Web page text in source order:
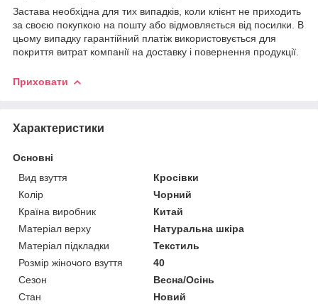
Застава необхідна для тих випадків, коли клієнт не приходить
за своєю покупкою на пошту або відмовляється від посилки. В
цьому випадку гарантійний платіж використовується для
покриття витрат компанії на доставку і повернення продукції.
Приховати
Характеристики
Основні
Вид взуття
Кросівки
Колір
Чорний
Країна виробник
Китай
Матеріал верху
Натуральна шкіра
Матеріал підкладки
Текстиль
Розмір жіночого взуття
40
Сезон
Весна/Осінь
Стан
Новий